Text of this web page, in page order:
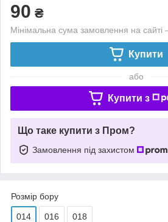
90 ₴
Мінімальна сума замовлення на
Купити
або
Купити з
Що таке купити з Пром?
Замовлення під захистом
Розмір бору
014 016 018